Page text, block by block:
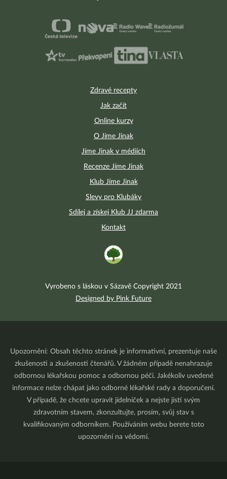
Zdravé recepty
Jak začít
Online kurzy
O Jíme Jinak
Jíme Jinak v médiích
Recenze Jíme Jinak
Klub Jíme Jinak
Slevy pro Klubáky
Sdílej a získej Klub JJ zdarma
Kontakt
Vyrobeno s láskou v Sázavě Copyright 2021
Designed by Pink Future
Upozornění: Obsah těchto stránek je informativní, prezentuje naše
zkušenosti a zkušenosti čtenářů. V žádném případě nenahrazuje
odbornou lékařskou pomoc a odbornou péči. Jakékoliv uvedené
informace nelze chápat jako odborné lékařské rady a doporučení.
V případě, že chcete upravit jídelníček a nejste jistí svým
zdravotním stavem, zkonzultujte, prosím, svůj stav s
kvalifikovaným odborníkem. Používáním webu berete toto
upozornění na vědomí.